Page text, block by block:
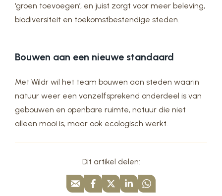
‘groen toevoegen’, en juist zorgt voor meer beleving,
biodiversiteit en toekomstbestendige steden.
Bouwen aan een nieuwe standaard
Met Wildr wil het team bouwen aan steden waarin
natuur weer een vanzelfsprekend onderdeel is van
gebouwen en openbare ruimte, natuur die niet
alleen mooi is, maar ook ecologisch werkt.
Dit artikel delen: